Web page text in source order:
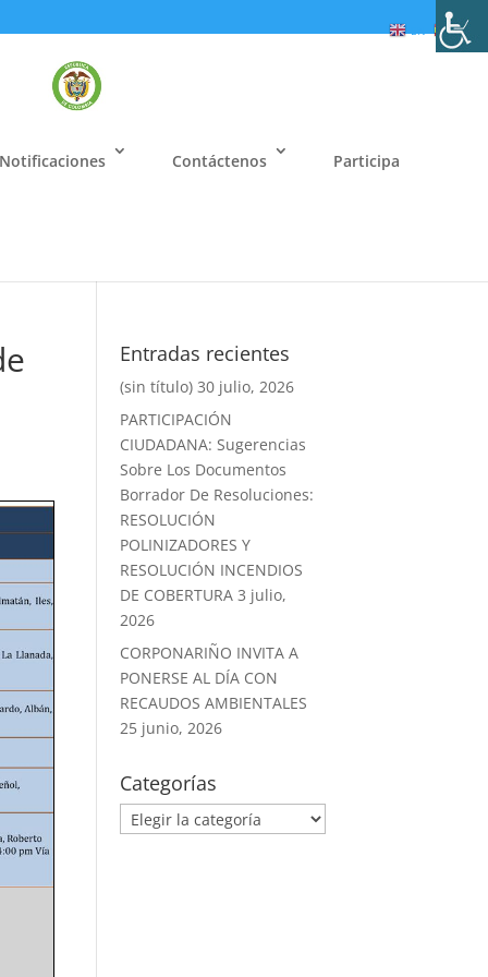
Notificaciones Contáctenos Participa
Entradas recientes
(sin título) 30 julio, 2026
PARTICIPACIÓN
CIUDADANA: Sugerencias
Sobre Los Documentos
Borrador De Resoluciones:
RESOLUCIÓN
POLINIZADORES Y
RESOLUCIÓN INCENDIOS
DE COBERTURA 3 julio,
2026
CORPONARIÑO INVITA A
PONERSE AL DÍA CON
RECAUDOS AMBIENTALES
25 junio, 2026
Categorías
ES